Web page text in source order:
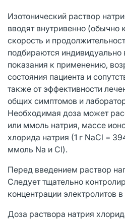
Изотонический раствор
вводят внутривенно (обычно
скорость и
подбираются индивидуально
показания к применению,
состояния пациента и
также от эффективности
общих симптомов и
Необходимая доза может
или ммоль натрия, массе
хлорида натрия (1 г NaCl =
ммоль Na и Cl).
Перед введением раствор
Следует тщательно
концентрации электролитов
Доза раствора натрия